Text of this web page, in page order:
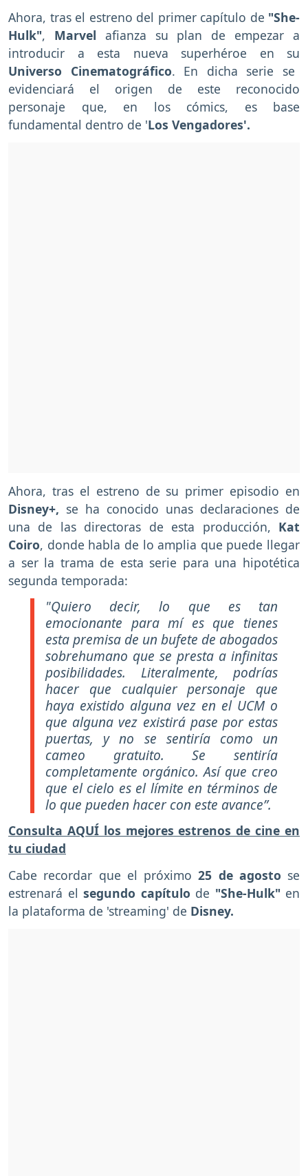
Ahora, tras el estreno del primer capítulo de "She-
Hulk", Marvel afianza su plan de empezar a
introducir a esta nueva superhéroe
en su
Universo Cinematográfico. En dicha serie se
evidenciará el origen de este reconocido
personaje que, en los cómics, es base
fundamental dentro de 'Los Vengadores'.
Ahora, tras el estreno de su primer episodio en
Disney+, se ha conocido unas declaraciones de
una de las directoras de esta producción, Kat
Coiro, donde habla de lo amplia que puede llegar
a ser la trama de esta serie para una hipotética
segunda temporada:
"Quiero decir, lo que es tan
emocionante para mí es que tienes
esta premisa de un bufete de abogados
sobrehumano que se presta a infinitas
posibilidades. Literalmente, podrías
hacer que cualquier personaje que
haya existido alguna vez en el UCM o
que alguna vez existirá pase por estas
puertas, y no se sentiría como un
cameo gratuito. Se sentiría
completamente orgánico. Así que creo
que el cielo es el límite en términos de
lo que pueden hacer con este avance”.
Consulta AQUÍ los mejores estrenos de cine en
tu ciudad
Cabe recordar que el próximo25 de agosto se
estrenará el segundo capítulo de "She-Hulk" en
la plataforma de 'streaming' de Disney.